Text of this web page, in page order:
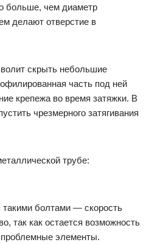
больше, чем диаметр
делают отверстие в
скрыть небольшие
часть под ней
крепежа во время затяжки. В
чрезмерного затягивания
болтами — скорость
так как остается возможность
проблемные элементы.